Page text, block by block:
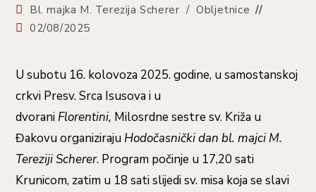
Bl. majka M. Terezija Scherer / Obljetnice
02/08/2025
U subotu 16. kolovoza 2025. godine, u samostanskoj
crkvi Presv. Srca Isusova i u
dvoraniFlorentini, Milosrdne sestre sv. Križa u
Đakovu organizirajuHodočasnički dan bl. majci M.
Tereziji Scherer. Program počinje u 17,20 sati
Krunicom, zatim u 18 sati slijedi sv. misa koja se slavi